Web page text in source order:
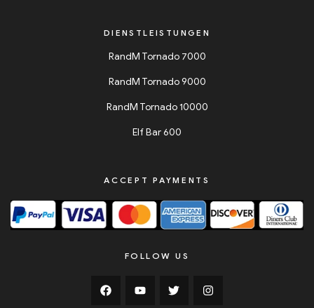
DIENSTLEISTUNGEN
RandM Tornado 7000
RandM Tornado 9000
RandM Tornado 10000
Elf Bar 600
ACCEPT PAYMENTS
FOLLOW US